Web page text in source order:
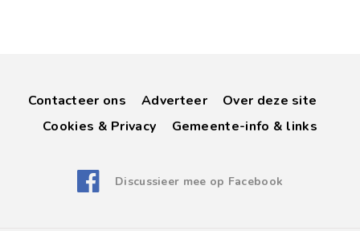
Contacteer ons Adverteer
Over deze site
Cookies & Privacy
Gemeente-info & links
Discussieer mee op Facebook